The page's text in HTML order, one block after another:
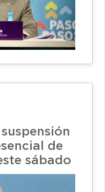
de
sábado